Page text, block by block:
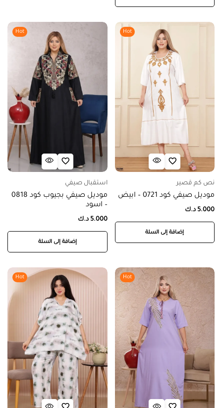
Hot
نص كم قصير
موديل صيفي كود 0721 – ابيض
5.000 د.ك
إضافة إلى السلة
Hot
استقبال صيفي
موديل صيفي بجيوب كود 0818
– اسود
5.000 د.ك
إضافة إلى السلة
Hot
Hot